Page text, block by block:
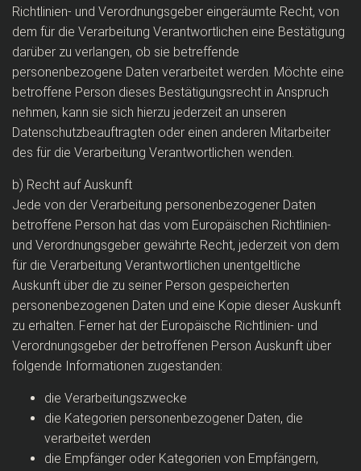
Richtlinien- und Verordnungsgeber eingeräumte Recht, von
dem für die Verarbeitung Verantwortlichen eine Bestätigung
darüber zu verlangen, ob sie betreffende
personenbezogene Daten verarbeitet werden. Möchte eine
betroffene Person dieses Bestätigungsrecht in Anspruch
nehmen, kann sie sich hierzu jederzeit an unseren
Datenschutzbeauftragten oder einen anderen Mitarbeiter
des für die Verarbeitung Verantwortlichen wenden.
b) Recht auf Auskunft
Jede von der Verarbeitung personenbezogener Daten
betroffene Person hat das vom Europäischen Richtlinien-
und Verordnungsgeber gewährte Recht, jederzeit von dem
für die Verarbeitung Verantwortlichen unentgeltliche
Auskunft über die zu seiner Person gespeicherten
personenbezogenen Daten und eine Kopie dieser Auskunft
zu erhalten. Ferner hat der Europäische Richtlinien- und
Verordnungsgeber der betroffenen Person Auskunft über
folgende Informationen zugestanden:
die Verarbeitungszwecke
die Kategorien personenbezogener Daten, die
verarbeitet werden
die Empfänger oder Kategorien von Empfängern,